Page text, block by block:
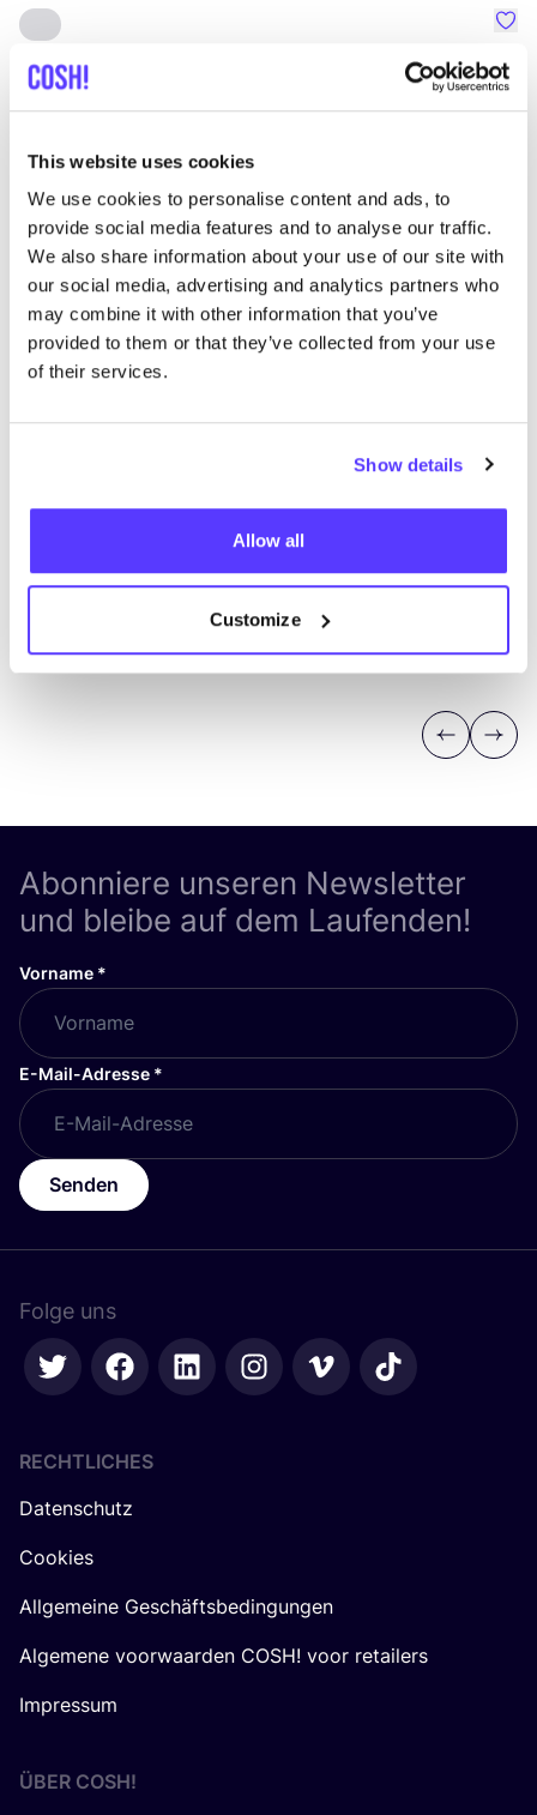
This website uses cookies
We use cookies to personalise content and ads, to
provide social media features and to analyse our traffic.
We also share information about your use of our site with
our social media, advertising and analytics partners who
may combine it with other information that you’ve
provided to them or that they’ve collected from your use
of their services.
Show details
Allow all
Customize
SNURK
Kleidung Schlafanzüge 1+
Previous
Next
Abonniere unseren Newsletter
und bleibe auf dem Laufenden!
Vorname *
E-Mail-Adresse *
Senden
Folge uns
RECHTLICHES
Datenschutz
Cookies
Allgemeine Geschäftsbedingungen
Algemene voorwaarden COSH! voor retailers
Impressum
ÜBER COSH!